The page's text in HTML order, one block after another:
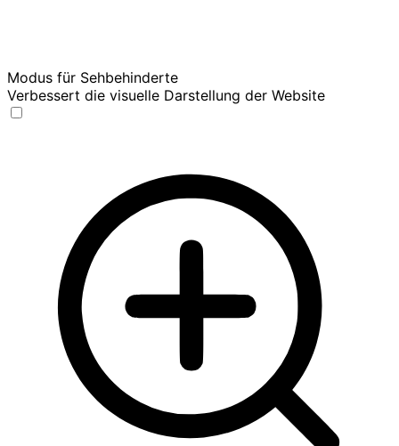
Modus für Sehbehinderte
Verbessert die visuelle Darstellung der Website